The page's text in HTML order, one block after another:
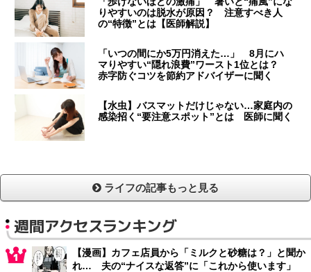
りやすいのは脱水が原因？ 注意すべき人
の“特徴”とは【医師解説】
「いつの間にか5万円消えた…」 8月にハ
マりやすい“隠れ浪費”ワースト1位とは？
赤字防ぐコツを節約アドバイザーに聞く
【水虫】バスマットだけじゃない…家庭内の
感染招く“要注意スポット”とは 医師に聞く
ライフの記事もっと見る
週間アクセスランキング
【漫画】カフェ店員から「ミルクと砂糖は？」と聞か
れ… 夫の“ナイスな返答”に「これから使います」